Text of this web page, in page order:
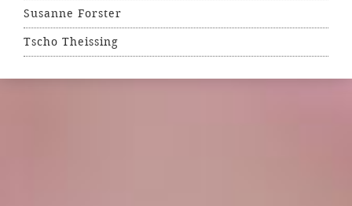
Susanne Forster
Tscho Theissing